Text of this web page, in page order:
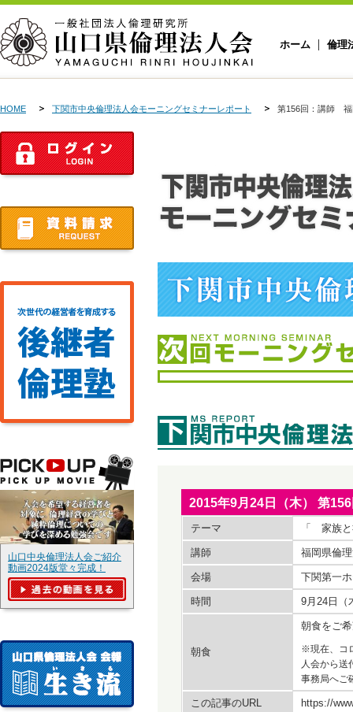
ホーム 倫理
HOME 下関市中央倫理法人会モーニングセミナーレポート 第156回：講師
2015年9月24日（木） 第
テーマ 「 家族
講師 福岡県倫
会場 下関第一
時間 9月24日（
朝食
朝食をご
※現在、コ
人会から送
事務局へご
この記事のURL https://
山口中央倫理法人会ご紹介
動画2024版堂々完成！